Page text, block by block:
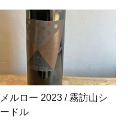
メルロー 2023 / 霧訪山シ
ードル